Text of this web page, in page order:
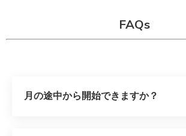
FAQs
月の途中から開始できますか？